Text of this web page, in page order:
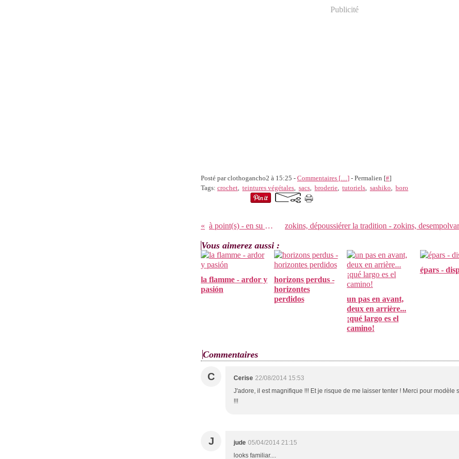
Publicité
Posté par clothogancho2 à 15:25 - Commentaires […] - Permalien [#]
Tags: crochet, teintures végétales, sacs, broderie, tutoriels, sashiko, boro
à point(s) - en su punto
Vous aimerez aussi :
la flamme - ardor y
pasión
horizons perdus -
horizontes
perdidos
un pas en avant,
deux en arrière...
¡qué largo es el
camino!
épars -
Commentaires
C Cerise 22/08/2014 15:53
J'adore, il est magnifique !!! Et je risque de me laisser tenter ! Merci pour modèle
!!!
J jude 05/04/2014 21:15
looks familiar....